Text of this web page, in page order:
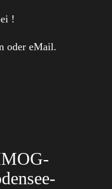
!
oder eMail.